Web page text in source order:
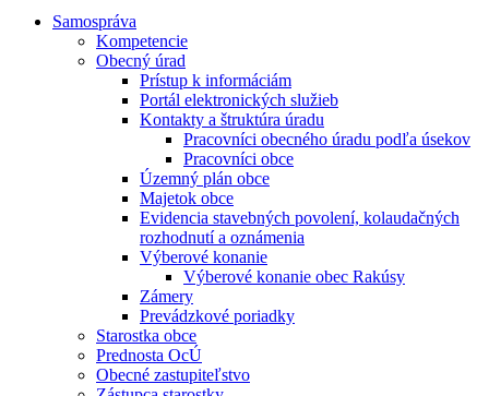
Samospráva
Kompetencie
Obecný úrad
Prístup k informáciám
Portál elektronických služieb
Kontakty a štruktúra úradu
Pracovníci obecného úradu podľa úsekov
Pracovníci obce
Územný plán obce
Majetok obce
Evidencia stavebných povolení, kolaudačných
rozhodnutí a oznámenia
Výberové konanie
Výberové konanie obec Rakúsy
Zámery
Prevádzkové poriadky
Starostka obce
Prednosta OcÚ
Obecné zastupiteľstvo